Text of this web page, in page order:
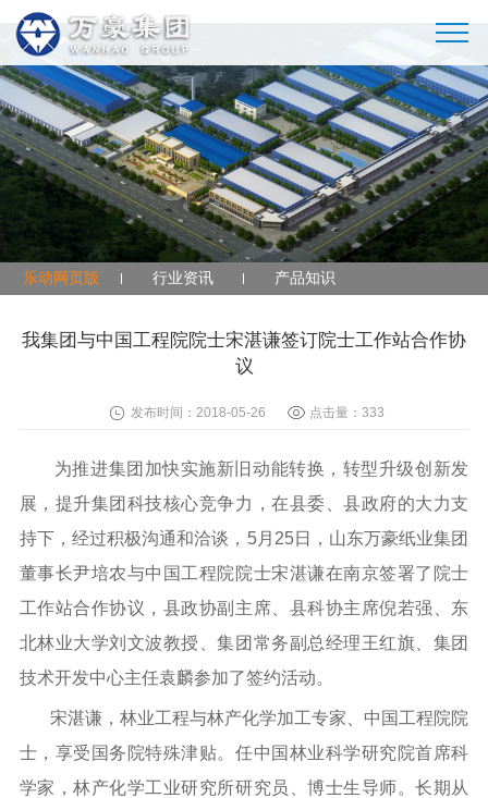
乐动网页版
乐动网页版 行业资讯 产品知识
我集团与中国工程院院士宋湛谦签订院士工作站合作协
议
发布时间：2018-05-26 点击量： 333
为推进集团加快实施新旧动能转换，转型升级创新发
展，提升集团科技核心竞争力，在县委、县政府的大力支
持下，经过积极沟通和洽谈，5月25日，山东万豪纸业集团
董事长尹培农与中国工程院院士宋湛谦在南京签署了院士
工作站合作协议，县政协副主席、县科协主席倪若强、东
北林业大学刘文波教授、集团常务副总经理王红旗、集团
技术开发中心主任袁麟参加了签约活动。
宋湛谦，林业工程与林产化学加工专家、中国工程院院
士，享受国务院特殊津贴。任中国林业科学研究院首席科
学家，林产化学工业研究所研究员、博士生导师。长期从